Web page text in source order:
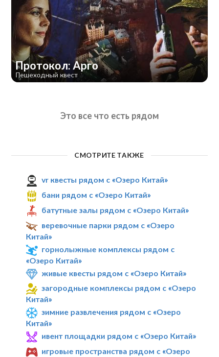
Протокол: Арго
Пешеходный квест
Это все что есть рядом
СМОТРИТЕ ТАКЖЕ
vr квесты рядом с «Озеро Китай»
бани рядом с «Озеро Китай»
батутные залы рядом с «Озеро Китай»
веревочные парки рядом с «Озеро
Китай»
горнолыжные комплексы рядом с
«Озеро Китай»
живые квесты рядом с «Озеро Китай»
загородные комплексы рядом с «Озеро
Китай»
зимние развлечения рядом с «Озеро
Китай»
ивент площадки рядом с «Озеро Китай»
игровые пространства рядом с «Озеро